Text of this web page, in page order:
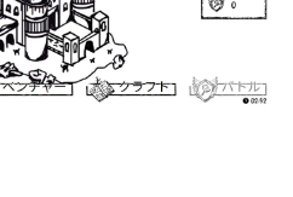
ゲームクリエイターの青春〜
と箸』等で知られるマンガ家・田中圭
業界レポートマンガです。